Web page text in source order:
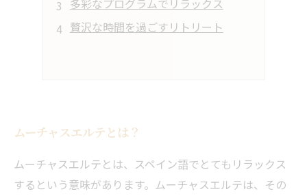
多彩なプログラムでリラックス
贅沢な時間を過ごすリトリート
ムーチャスエルテとは？
ムーチャスエルテとは、スペイン語でとてもリラックス
するという意味があります。ムーチャスエルテは、その